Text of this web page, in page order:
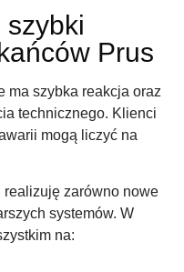
szybki
Prus
ma szybka reakcja oraz
technicznego. Klienci
mogą liczyć na
realizuję zarówno nowe
systemów. W
na: